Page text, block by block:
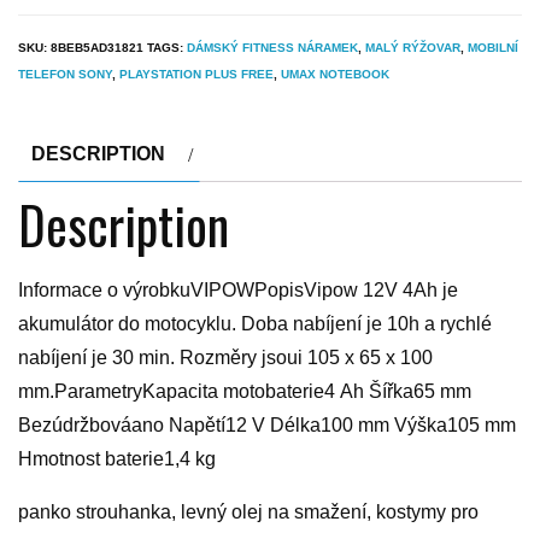
SKU: 8BEB5AD31821 TAGS: DÁMSKÝ FITNESS NÁRAMEK MALÝ RÝŽOVAR MOBILNÍ
TELEFON SONY, PLAYSTATION PLUS FREE UMAX NOTEBOOK
DESCRIPTION
Description
Informace o výrobkuVIPOWPopisVipow 12V 4Ah je
akumulátor do motocyklu. Doba nabíjení je 10h a rychlé
nabíjení je 30 min. Rozměry jsoui 105 x 65 x 100
mm.ParametryKapacita motobaterie4 Ah Šířka65 mm
Bezúdržbováano Napětí12 V Délka100 mm Výška105 mm
Hmotnost baterie1,4 kg
panko strouhanka, levný olej na smažení, kostymy pro